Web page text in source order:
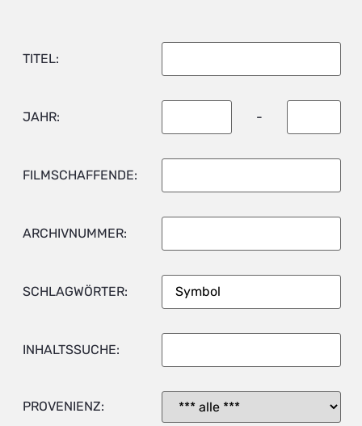
TITEL:
JAHR: -
FILMSCHAFFENDE:
ARCHIVNUMMER:
SCHLAGWÖRTER:
INHALTSSUCHE:
PROVENIENZ: